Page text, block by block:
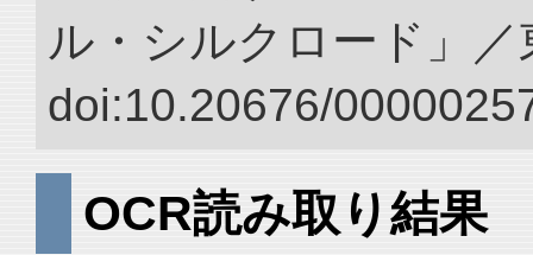
ル・シルクロード」／
doi:10.20676/
OCR読み取り結果